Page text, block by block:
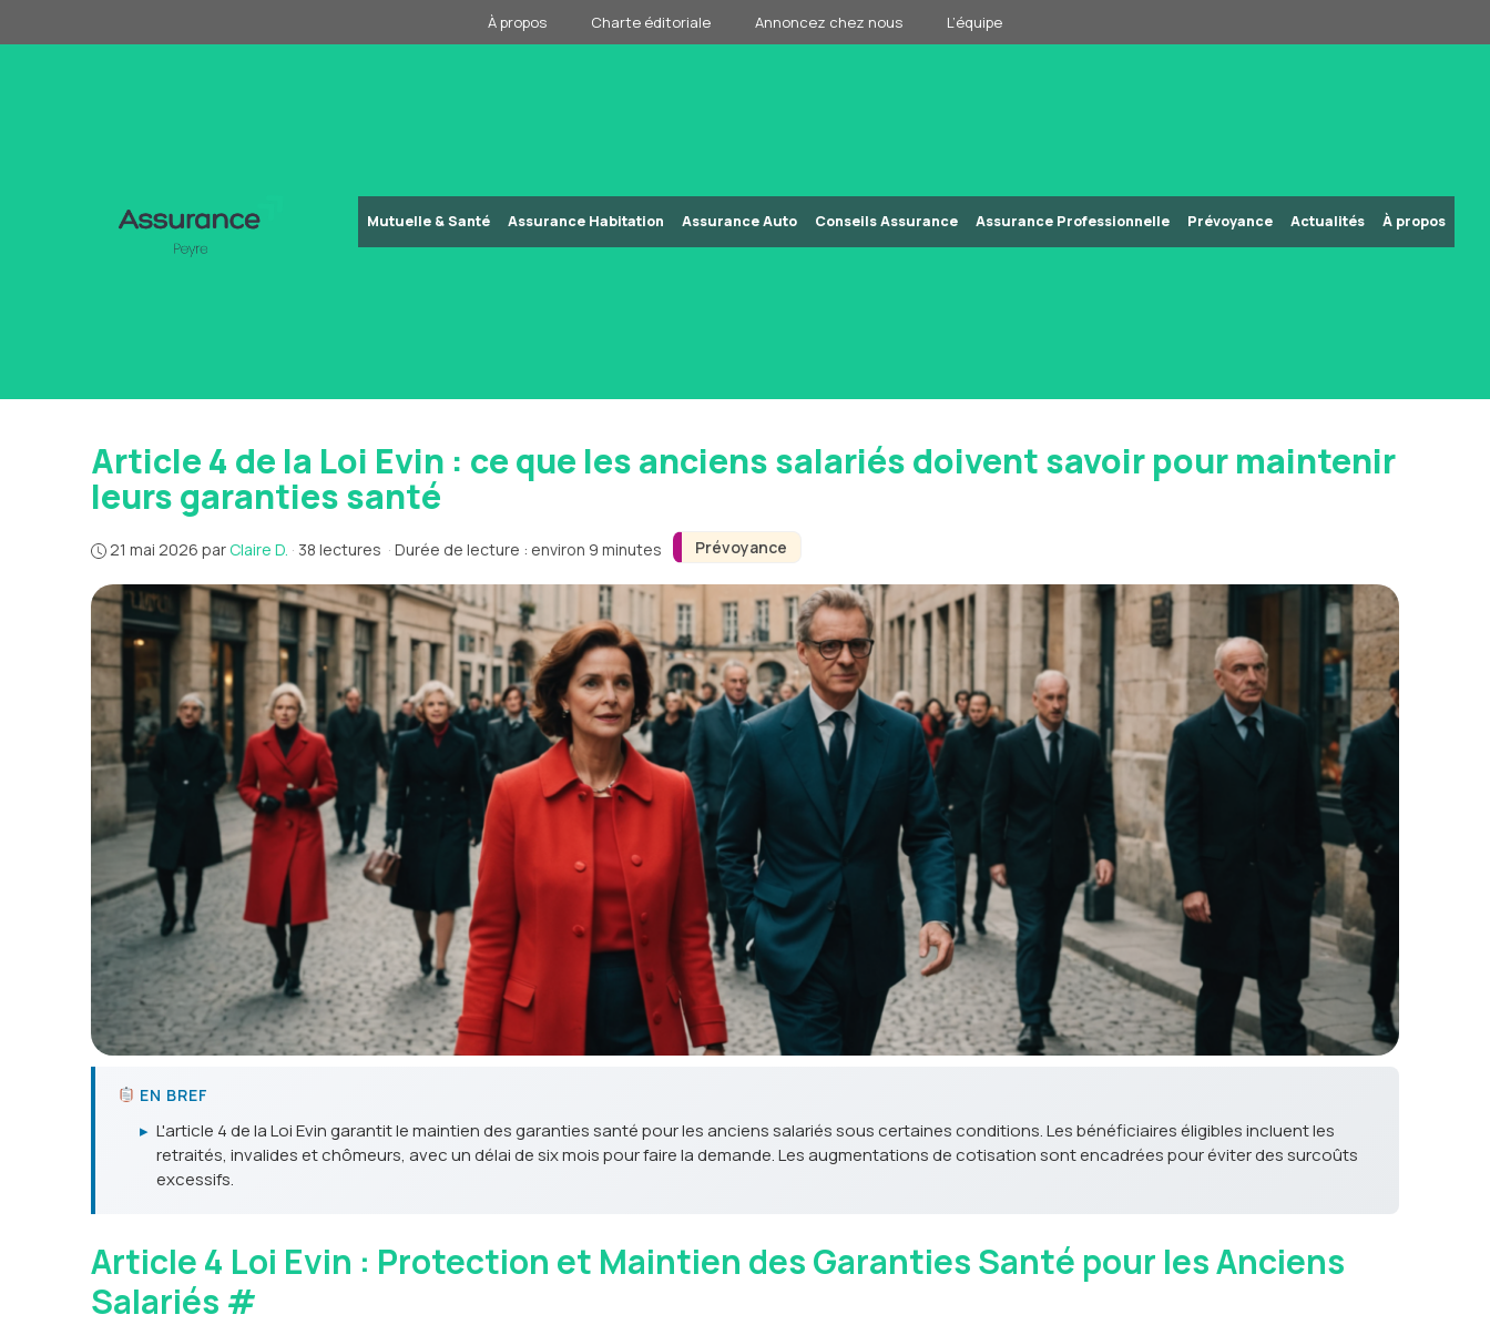
au
À propos Charte éditoriale Annoncez chez nous L’équipe
Mutuelle & Santé Assurance Habitation Assurance Auto Conseils Assurance Assurance Professionnelle Prévoyance Actualités À propos
Prévoyance
Article 4 de la Loi Evin : ce que les anciens salariés doivent savoir pour maintenir
leurs garanties santé
21 mai 2026 par Claire D. · 38 lectures · Durée de lecture : environ 9 minutes
EN BREF
▸ L'article 4 de la Loi Evin garantit le maintien des garanties santé pour les anciens salariés sous certaines conditions. Les bénéficiaires éligibles incluent les
retraités, invalides et chômeurs, avec un délai de six mois pour faire la demande. Les augmentations de cotisation sont encadrées pour éviter des surcoûts
excessifs.
Article 4 Loi Evin : Protection et Maintien des Garanties Santé pour les Anciens
Salariés #